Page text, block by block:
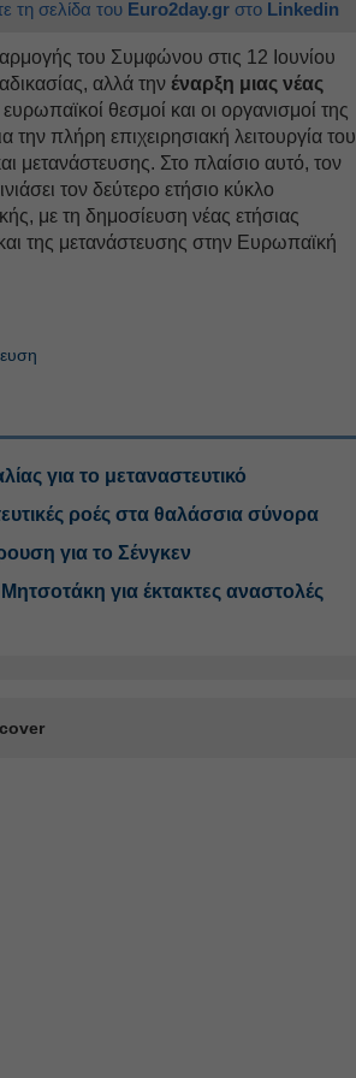
τη σελίδα του Euro2day.gr στο Linkedin
του Συμφώνου στις 12 Ιουνίου
αλλά την έναρξη μιας νέας
θεσμοί και οι οργανισμοί της
πλήρη επιχειρησιακή λειτουργία του
μετανάστευσης. Στο πλαίσιο αυτό, τον
τον δεύτερο ετήσιο κύκλο
με τη δημοσίευση νέας ετήσιας
της μετανάστευσης στην Ευρωπαϊκή
για το μεταναστευτικό
ροές στα θαλάσσια σύνορα
για το Σένγκεν
για έκτακτες αναστολές